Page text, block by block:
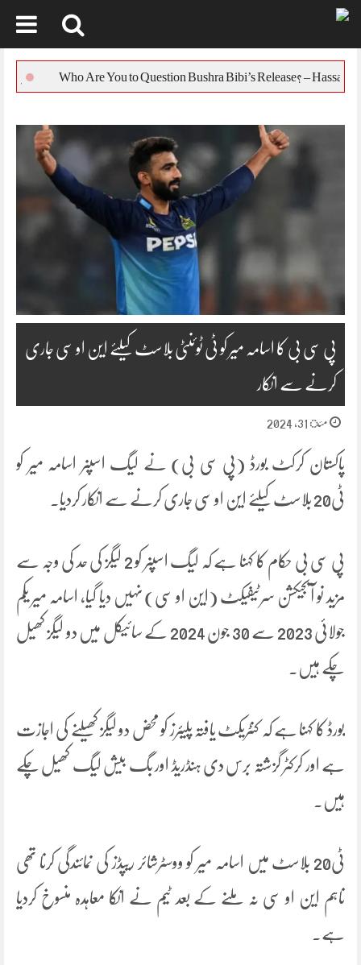
content
یورپی یونین کا
پی سی بی کا اسامہ میر کو ٹی ٹوئنٹی بلاسٹ کیلئے این او سی جاری
کرنے سے انکار
مئ 31, 2024
پاکستان کرکٹ بورڈ (پی سی بی) نے لیگ اسپنر اسامہ میر کو
ٹی20 بلاسٹ کیلئے این او سی جاری کرنے سے انکار کردیا۔
پی سی بی حکام کا کہنا ہے کہ لیگ اسپنر کو 2 لیگز کی حد کی وجہ سے
مزید نو آبجیکشن سرٹیفیکٹ (این او سی) نہیں دیا گیا، اسامہ میر یکم
جولائی 2023 سے 30 جون 2024 کے سائیکل میں دو لیگز کھیل
چکے ہیں۔
بورڈ کا کہنا ہے کہ کنٹریکٹ یافتہ پلیئرز کو محض دو لیگز کھیلنے کی اجازت
ہے اور کرکٹر گزشتہ برس دی ہنڈریڈ اور بگ بیش لیگ کھیل چکے
ہیں۔
ٹی20 بلاسٹ میں اسامہ میر کو ووسٹرشائر ریپڈز کی نمائندگی کرنا تھی
تاہم این او سی نہ ملنے کے بعد ٹیم نے انکا معاہدہ منسوخ کردیا
ہے۔